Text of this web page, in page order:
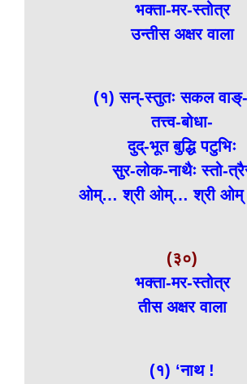
भक्ता-मर-स्तोत्र
उन्तीस अक्षर वाला
(१) सन्-स्तुतः सकल
तत्त्व-बोधा-
दुद्-भूत बुद्धि पटुभिः
सुर-लोक-नाथैः स्तो-
ओम्… श्री ओम्… श्री ओम्
(३०)
भक्ता-मर-स्तोत्र
तीस अक्षर वाला
(१) ‘नाथ !